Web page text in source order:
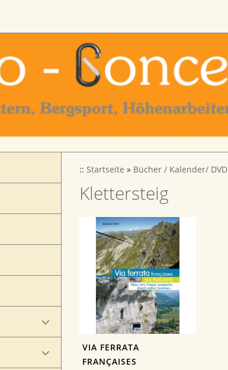
:: Startseite » Bücher / Kalender/ DVD
Klettersteig
VIA FERRATA
FRANÇAISES